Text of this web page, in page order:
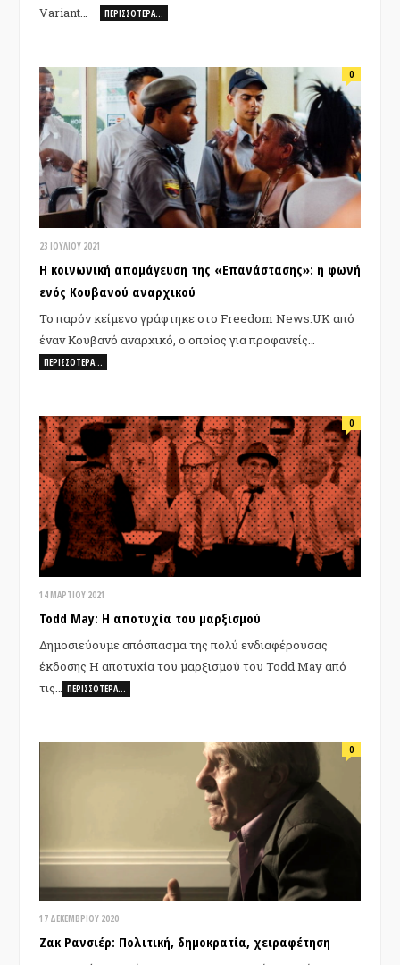
Variant…
ΠΕΡΙΣΣΌΤΕΡΑ…
23 ΙΟΥΛΊΟΥ 2021
0
Η κοινωνική απομάγευση της «Επανάστασης»: η φωνή
ενός Κουβανού αναρχικού
Το παρόν κείμενο γράφτηκε στο Freedom News.UK από
έναν Κουβανό αναρχικό, ο οποίος για προφανείς…
ΠΕΡΙΣΣΌΤΕΡΑ…
14 ΜΑΡΤΊΟΥ 2021
0
Todd May: Η αποτυχία του μαρξισμού
Δημοσιεύουμε απόσπασμα της πολύ ενδιαφέρουσας
έκδοσης Η αποτυχία του μαρξισμού του Todd May από
τις… ΠΕΡΙΣΣΌΤΕΡΑ…
17 ΔΕΚΕΜΒΡΊΟΥ 2020
0
Ζακ Ρανσιέρ: Πολιτική, δηµοκρατία, χειραφέτηση